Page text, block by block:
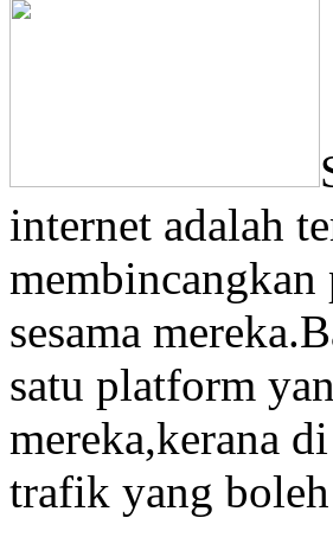
internet adalah
membincangkan
sesama
satu platform
mereka,kerana
trafik yang